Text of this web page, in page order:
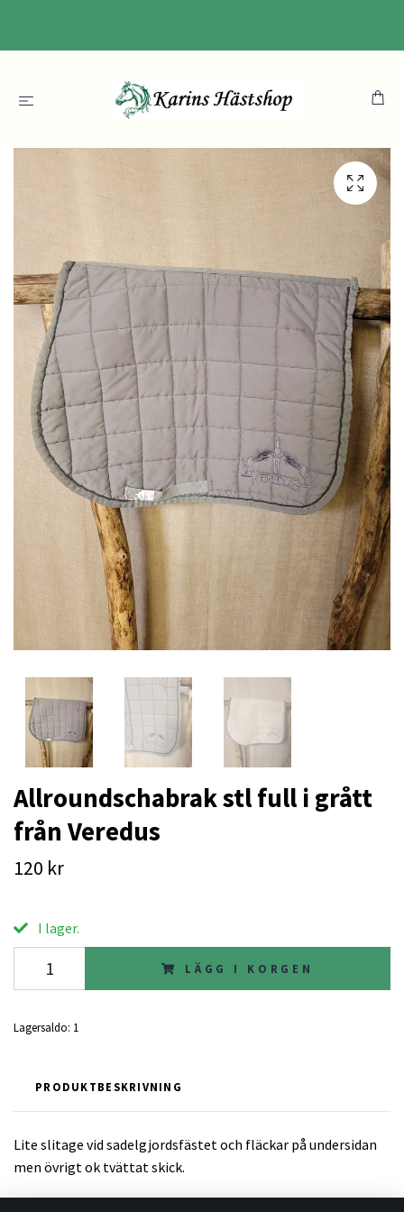
Allroundschabrak stl full i grått
från Veredus
120 kr
I lager.
LÄGG I KORGEN
Lagersaldo: 1
PRODUKTBESKRIVNING
Lite slitage vid sadelgjordsfästet och fläckar på undersidan
men övrigt ok tvättat skick.